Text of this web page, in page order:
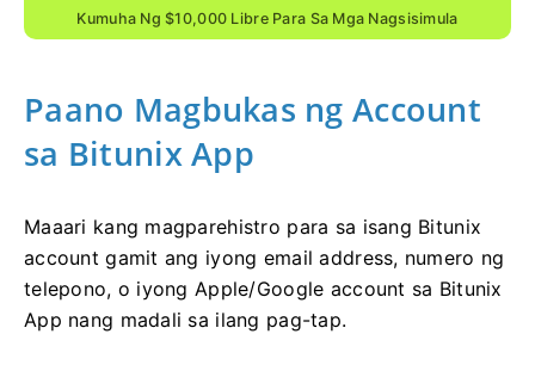
Kumuha Ng $10,000 Libre Para Sa Mga Nagsisimula
Paano Magbukas ng Account
sa Bitunix App
Maaari kang magparehistro para sa isang Bitunix
account gamit ang iyong email address, numero ng
telepono, o iyong Apple/Google account sa Bitunix
App nang madali sa ilang pag-tap.